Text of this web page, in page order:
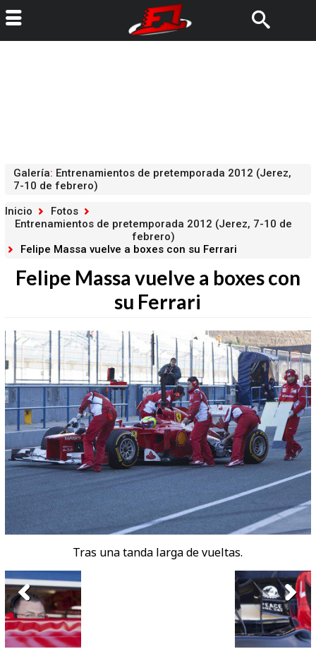
Galería: Entrenamientos de pretemporada 2012 (Jerez,
7-10 de febrero)
Inicio
Fotos
Entrenamientos de pretemporada 2012 (Jerez, 7-10 de
febrero)
Felipe Massa vuelve a boxes con su Ferrari
Felipe Massa vuelve a boxes con
su Ferrari
Tras una tanda larga de vueltas.